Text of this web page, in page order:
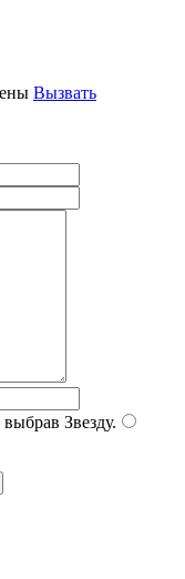
Вызвать
выбрав Звезду.